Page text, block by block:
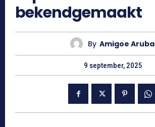
bekendgemaakt
By Amigoe Aruba
9 september, 2025